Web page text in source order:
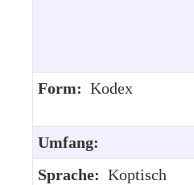
Form: Kodex
Umfang:
Sprache: Koptisch